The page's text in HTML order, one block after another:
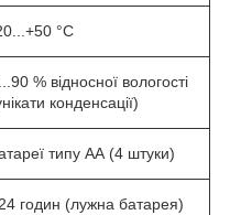
°С
% відносної вологості
конденсації)
типу АА (4 штуки)
годин (лужна батарея)